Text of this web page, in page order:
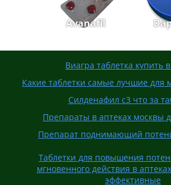
Avanafil
Виагра таблетка купить
Какие таблетки самые лучшие для
Силденафил с3 что за
Препараты в аптеках москвы
Препарат поднимающий
Таблетки для повышения
мгновенного действия в
эффективные